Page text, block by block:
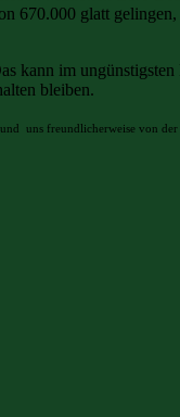
670.000 glatt
kann im
bleiben.
uns freundlicherweise von